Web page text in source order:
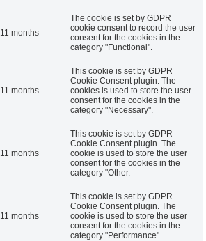
11 months
The cookie is set by GDPR
cookie consent to record the user
consent for the cookies in the
category "Functional".
11 months
This cookie is set by GDPR
Cookie Consent plugin. The
cookies is used to store the user
consent for the cookies in the
category "Necessary".
11 months
This cookie is set by GDPR
Cookie Consent plugin. The
cookie is used to store the user
consent for the cookies in the
category "Other.
11 months
This cookie is set by GDPR
Cookie Consent plugin. The
cookie is used to store the user
consent for the cookies in the
category "Performance".